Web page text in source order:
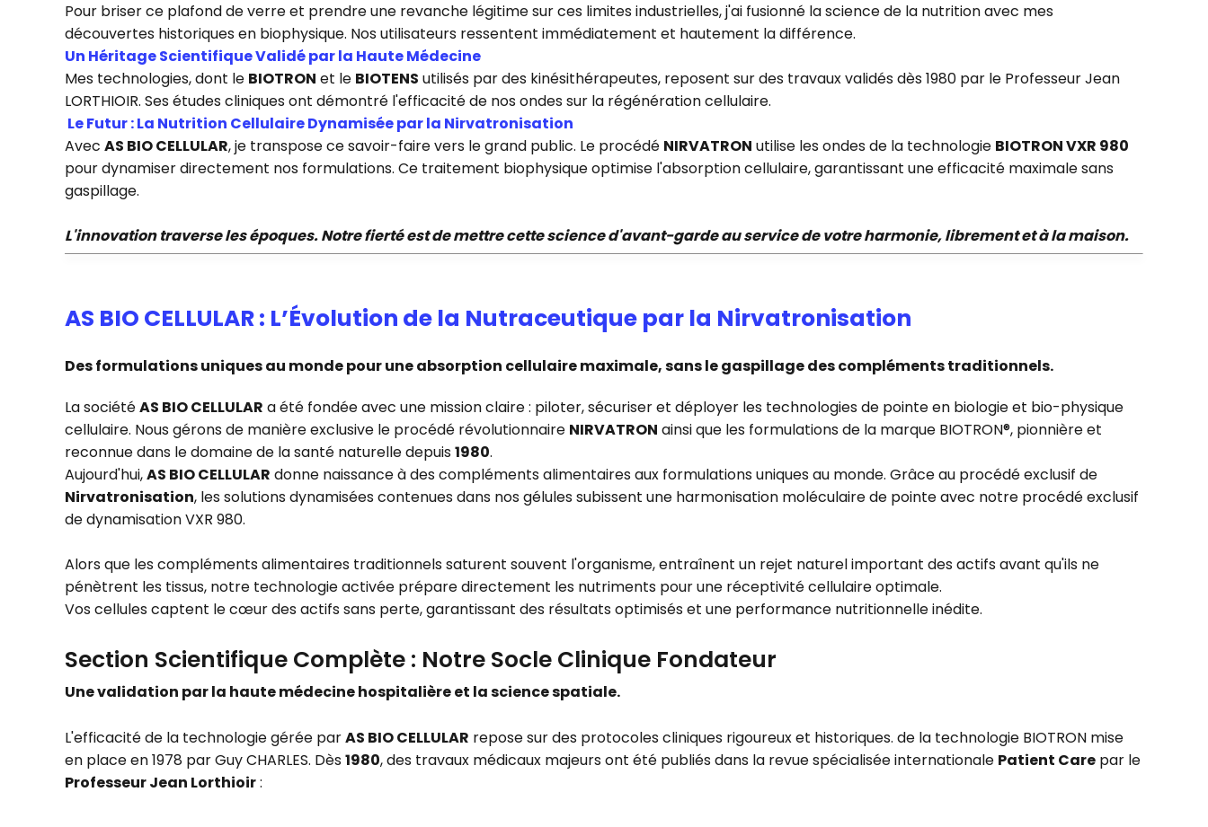
Pour briser ce plafond de verre et prendre une revanche légitime sur ces limites industrielles, j'ai fusionné la science de la nutrition avec mes
découvertes historiques en biophysique. Nos utilisateurs ressentent immédiatement et hautement la différence.
Un Héritage Scientifique Validé par la Haute Médecine
Mes technologies, dont le BIOTRON et le BIOTENS utilisés par des kinésithérapeutes, reposent sur des travaux validés dès 1980 par le Professeur Jean
LORTHIOIR. Ses études cliniques ont démontré l'efficacité de nos ondes sur la régénération cellulaire.
Le Futur : La Nutrition Cellulaire Dynamisée par la Nirvatronisation
Avec AS BIO CELLULAR, je transpose ce savoir-faire vers le grand public. Le procédé NIRVATRON utilise les ondes de la technologie BIOTRON VXR 980
pour dynamiser directement nos formulations. Ce traitement biophysique optimise l'absorption cellulaire, garantissant une efficacité maximale sans
gaspillage.
L'innovation traverse les époques. Notre fierté est de mettre cette science d'avant-garde au service de votre harmonie, librement et à la maison.
AS BIO CELLULAR : L’Évolution de la Nutraceutique par la Nirvatronisation
Des formulations uniques au monde pour une absorption cellulaire maximale, sans le gaspillage des compléments traditionnels.
La sociétéAS BIO CELLULAR a été fondée avec une mission claire : piloter, sécuriser et déployer les technologies de pointe en biologie et bio-physique
cellulaire. Nous gérons de manière exclusive le procédé révolutionnaire NIRVATRON ainsi que les formulations de la marque BIOTRON®, pionnière et
reconnue dans le domaine de la santé naturelle depuis1980.
Aujourd'hui,AS BIO CELLULAR donne naissance à des compléments alimentaires aux formulations uniques au monde. Grâce au procédé exclusif de
Nirvatronisation, les solutions dynamisées contenues dans nos gélules subissent une harmonisation moléculaire de pointe avec notre procédé exclusif
de dynamisation VXR 980.
Alors que les compléments alimentaires traditionnels saturent souvent l'organisme, entraînent un rejet naturel important des actifs avant qu'ils ne
pénètrent les tissus, notre technologie activée prépare directement les nutriments pourune réceptivité cellulaire optimale.
Vos cellules captent le cœur des actifs sans perte, garantissant des résultats optimisés et une performance nutritionnelle inédite.
Section Scientifique Complète : Notre Socle Clinique Fondateur
Une validation par la haute médecine hospitalière et la science spatiale.
L'efficacité de la technologie gérée parAS BIO CELLULAR repose sur des protocoles cliniques rigoureux et historiques. de la technologie BIOTRON mise
en place en 1978 par Guy CHARLES. Dès1980, des travaux médicaux majeurs ont été publiés dans la revue spécialisée internationale Patient Care par le
Professeur Jean Lorthioir: